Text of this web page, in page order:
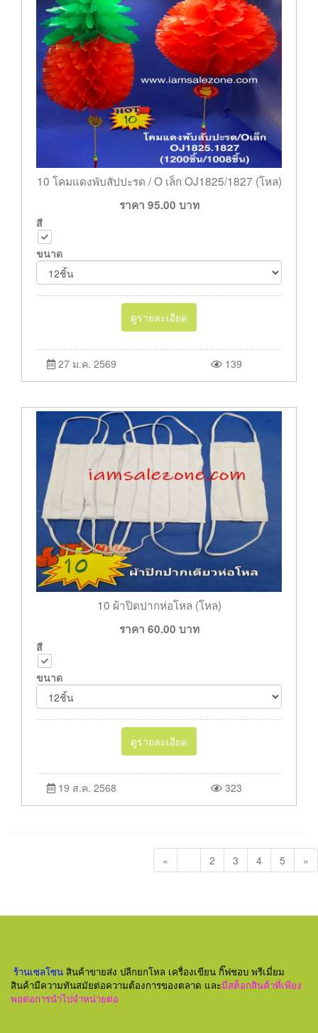
10 โคมแดงพับสัปปะรด / O เล็ก OJ1825/1827 (โหล)
ราคา 95.00 บาท
สี
ขนาด
ดูรายละเอียด
27 ม.ค. 2569 139
10 ผ้าปิดปากห่อโหล (โหล)
ราคา 60.00 บาท
สี
ขนาด
ดูรายละเอียด
19 ส.ค. 2568 323
« 2 3 4 5 »
ร้านเซลโซน สินค้าขายส่ง ปลีกยกโหล เครื่องเขียน กิ๊ฟชอบ พรีเมี่ยม
สินค้ามีความทันสมัยต่อความต้องการของตลาด และมีสต็อกสินค้าที่เพียง
พอต่อการนำไปจำหน่ายต่อ